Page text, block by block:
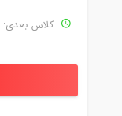
کلاس بعدی: